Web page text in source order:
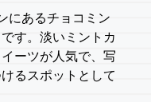
にあるチョコミン
す。淡いミントカ
ーツが人気で、写
るスポットとして